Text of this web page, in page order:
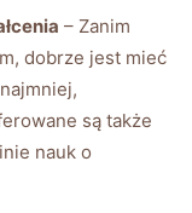
– Zanim
dobrze jest mieć
są także
nauk o